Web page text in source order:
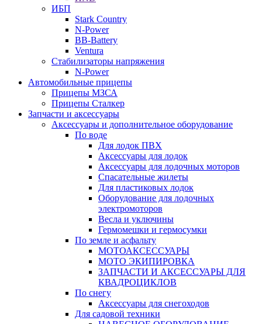
ИБП
Stark Country
N-Power
BB-Battery
Ventura
Стабилизаторы напряжения
N-Power
Автомобильные прицепы
Прицепы МЗСА
Прицепы Сталкер
Запчасти и аксессуары
Аксессуары и дополнительное оборудование
По воде
Для лодок ПВХ
Аксессуары для лодок
Аксессуары для лодочных моторов
Спасательные жилеты
Для пластиковых лодок
Оборудование для лодочных
электромоторов
Весла и уключины
Гермомешки и гермосумки
По земле и асфальту
МОТОАКСЕССУАРЫ
МОТО ЭКИПИРОВКА
ЗАПЧАСТИ И АКСЕССУАРЫ ДЛЯ
КВАДРОЦИКЛОВ
По снегу
Аксессуары для снегоходов
Для садовой техники